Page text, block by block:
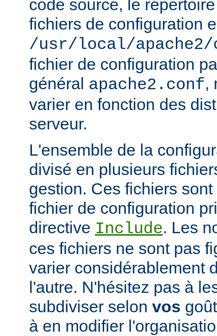
code source, le
fichiers de configuration
/usr/local/apache2/
fichier de configuration
général apache2.conf,
varier en fonction des
serveur.
L'ensemble de la
divisé en plusieurs
gestion. Ces fichiers
fichier de configuration
directive Include. Les
ces fichiers ne sont pas
varier considérablement
l'autre. N'hésitez pas à
subdiviser selon vos
à en modifier